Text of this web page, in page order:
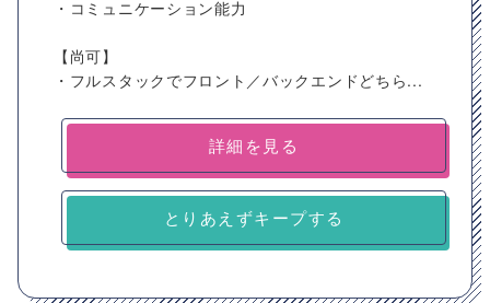
・コミュニケーション能力
【尚可】
・フルスタックでフロント／バックエンドどちら...
詳細を見る
とりあえずキープする